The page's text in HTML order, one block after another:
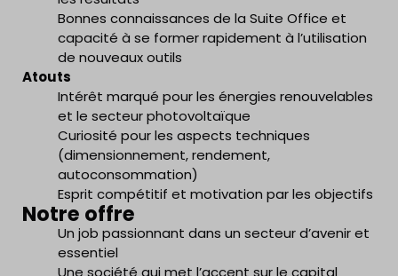
Bonnes connaissances de la Suite Office et
capacité à se former rapidement à l’utilisation
de nouveaux outils
Atouts
Intérêt marqué pour les énergies renouvelables
et le secteur photovoltaïque
Curiosité pour les aspects techniques
(dimensionnement, rendement,
autoconsommation)
Esprit compétitif et motivation par les objectifs
Notre offre
Un job passionnant dans un secteur d’avenir et
essentiel
Une société qui met l’accent sur le capital